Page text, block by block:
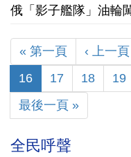
俄「影子艦隊」油輪
« 第一頁 ‹ 上一頁
16
17 18 19
最後一頁 »
全民呼聲